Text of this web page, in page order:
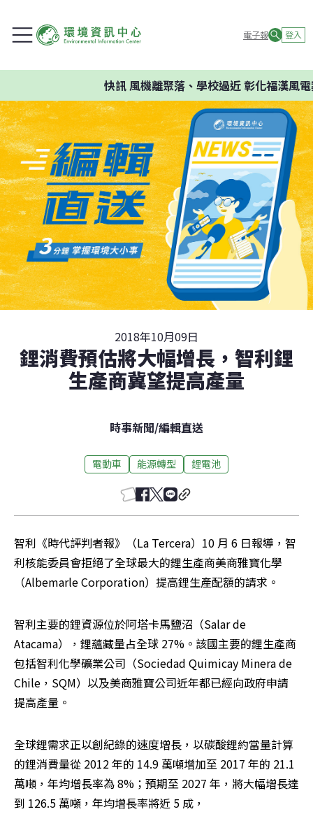
電子報 登入
快訊風機離聚落、學校過近 彰化福漢風電
2018年10月09日
鋰消費預估將大幅增長，智利鋰
生產商冀望提高產量
時事新聞/編輯直送
電動車 能源轉型 鋰電池
智利《時代評判者報》（La Tercera）10 月 6 日報導，智
利核能委員會拒絕了全球最大的鋰生產商美商雅寶化學
（Albemarle Corporation）提高鋰生產配額的請求。
智利主要的鋰資源位於阿塔卡馬鹽沼（Salar de
Atacama），鋰蘊藏量占全球 27%。該國主要的鋰生產商
包括智利化學礦業公司（Sociedad Quimicay Minera de
Chile，SQM）以及美商雅寶公司近年都已經向政府申請
提高產量。
全球鋰需求正以創紀錄的速度增長，以碳酸鋰約當量計算
的鋰消費量從 2012 年的 14.9 萬噸增加至 2017 年的 21.1
萬噸，年均增長率為 8%；預期至 2027 年，將大幅增長達
到 126.5 萬噸，年均增長率將近 5 成，